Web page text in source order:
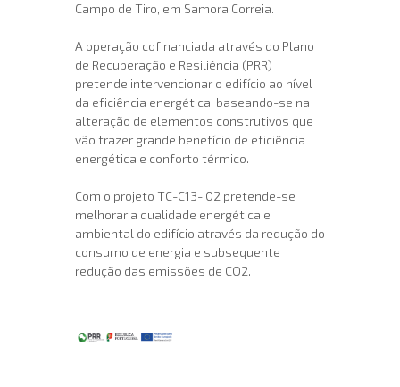
Campo de Tiro, em Samora Correia.
A operação cofinanciada através do Plano
de Recuperação e Resiliência (PRR)
pretende intervencionar o edifício ao nível
da eficiência energética, baseando-se na
alteração de elementos construtivos que
vão trazer grande benefício de eficiência
energética e conforto térmico.
Com o projeto TC-C13-i02 pretende-se
melhorar a qualidade energética e
ambiental do edifício através da redução do
consumo de energia e subsequente
redução das emissões de CO2.